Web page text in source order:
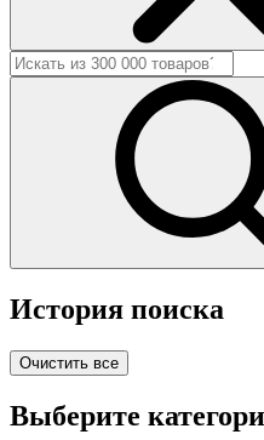
История поиска
Очистить все
Выберите